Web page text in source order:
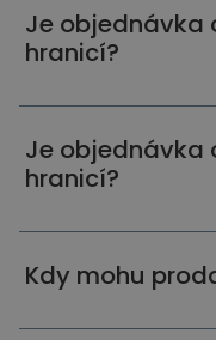
Je objednávka
hranicí?
Je objednávka
hranicí?
Kdy mohu